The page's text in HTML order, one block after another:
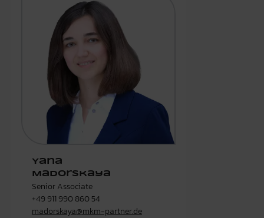
Yana
Madorskaya
Senior Associate
+49 911 990 860 54
madorskaya@mkm-partner.de